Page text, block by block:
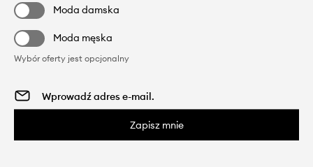
Moda damska
Moda męska
Wybór oferty jest opcjonalny
Zapisz mnie